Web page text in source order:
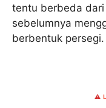
tentu berbeda dari
sebelumnya
berbentuk
⚠️